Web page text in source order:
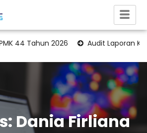
2026 Audit Laporan Keuangan
Dania Firliana